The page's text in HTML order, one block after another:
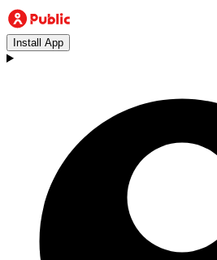
Install App